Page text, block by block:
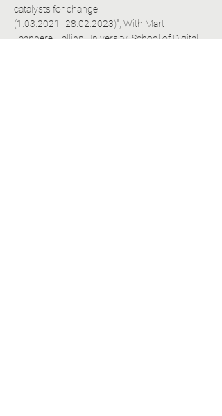
catalysts for change
(1.03.2021−28.02.2023)", With Mart
Laanpere, Tallinn University, School of Digital